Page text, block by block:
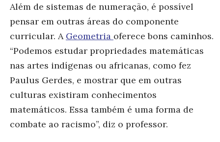
Além de sistemas de numeração, é possível
pensar em outras áreas do componente
curricular. A Geometria oferece bons caminhos.
“Podemos estudar propriedades matemáticas
nas artes indígenas ou africanas, como fez
Paulus Gerdes, e mostrar que em outras
culturas existiram conhecimentos
matemáticos. Essa também é uma forma de
combate ao racismo”, diz o professor.